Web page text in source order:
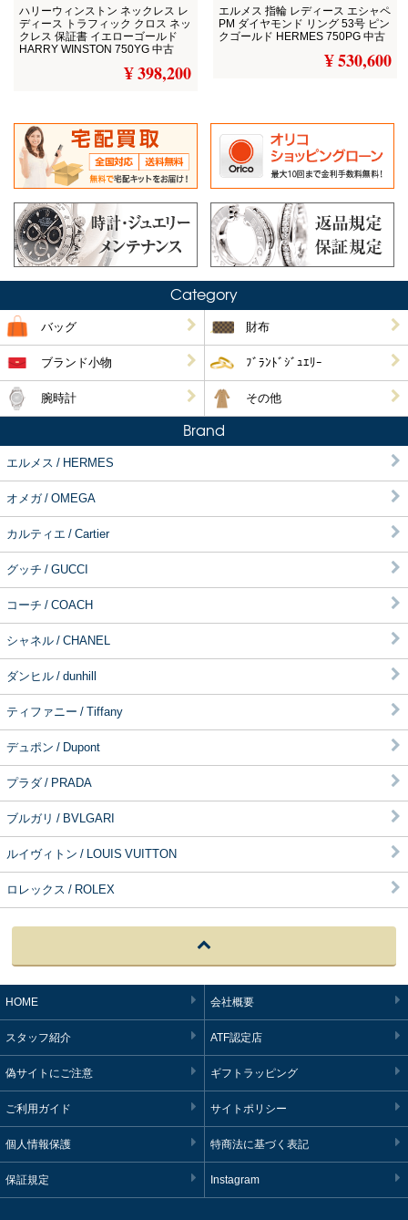
ハリーウィンストン ネックレス レ
ディース トラフィック クロス ネッ
クレス 保証書 イエローゴールド
HARRY WINSTON 750YG 中古
¥ 398,200
エルメス 指輪 レディース エシャペ
PM ダイヤモンド リング 53号 ピン
クゴールド HERMES 750PG 中古
¥ 530,600
Category
バッグ 財布
ブランド小物 ﾌﾞﾗﾝﾄﾞｼﾞｭｴﾘｰ
腕時計 その他
Brand
エルメス / HERMES
オメガ / OMEGA
カルティエ / Cartier
グッチ / GUCCI
コーチ / COACH
シャネル / CHANEL
ダンヒル / dunhill
ティファニー / Tiffany
デュポン / Dupont
プラダ / PRADA
ブルガリ / BVLGARI
ルイヴィトン / LOUIS VUITTON
ロレックス / ROLEX
HOME 会社概要
スタッフ紹介 ATF認定店
偽サイトにご注意 ギフトラッピング
ご利用ガイド サイトポリシー
個人情報保護 特商法に基づく表記
保証規定 Instagram